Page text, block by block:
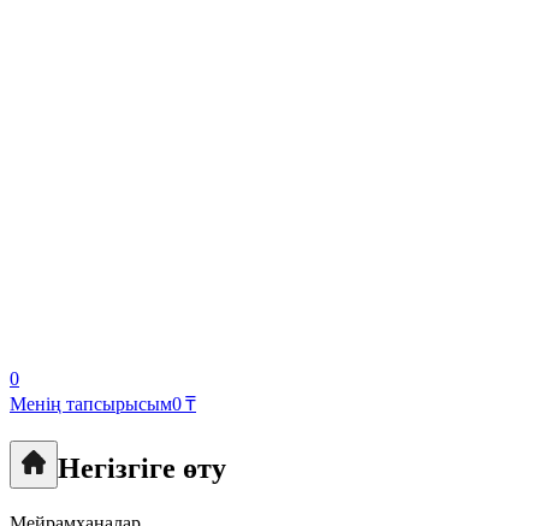
0
Менің тапсырысым0 ₸
Негізгіге өту